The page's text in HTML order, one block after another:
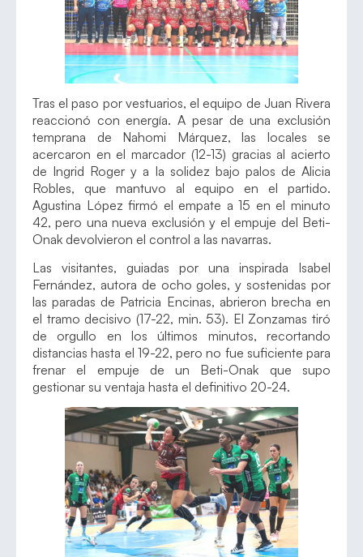
Tras el paso por vestuarios, el equipo de Juan Rivera
reaccionó con energía. A pesar de una exclusión
temprana de Nahomi Márquez, las locales se
acercaron en el marcador (12-13) gracias al acierto
de Ingrid Roger y a la solidez bajo palos de Alicia
Robles, que mantuvo al equipo en el partido.
Agustina López firmó el empate a 15 en el minuto
42, pero una nueva exclusión y el empuje del Beti-
Onak devolvieron el control a las navarras.
Las visitantes, guiadas por una inspirada Isabel
Fernández, autora de ocho goles, y sostenidas por
las paradas de Patricia Encinas, abrieron brecha en
el tramo decisivo (17-22, min. 53). El Zonzamas tiró
de orgullo en los últimos minutos, recortando
distancias hasta el 19-22, pero no fue suficiente para
frenar el empuje de un Beti-Onak que supo
gestionar su ventaja hasta el definitivo 20-24.